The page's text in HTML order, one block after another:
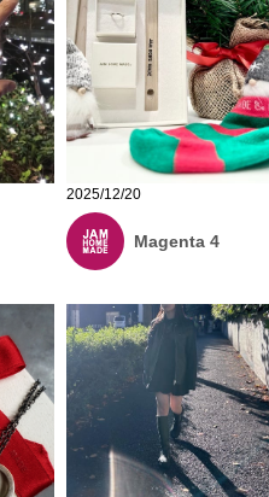
2025/12/20
Magenta 4